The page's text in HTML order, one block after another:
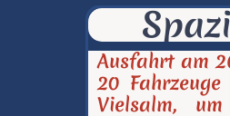
Ausfahrt am
20
Vielsalm,